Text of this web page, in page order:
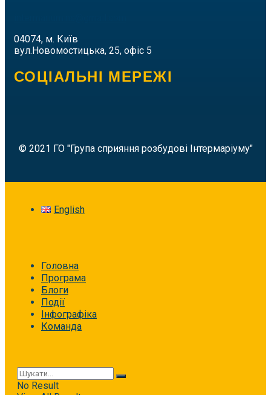
04074, м. Київ
вул.Новомостицька, 25, офіс 5
СОЦІАЛЬНІ МЕРЕЖІ
© 2021 ГО "Група сприяння розбудові Інтермаріуму"
English
Головна
Програма
Блоги
Події
Інфографіка
Команда
No Result